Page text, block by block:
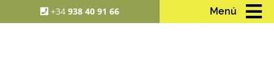
+34938 40 91 66 Menú